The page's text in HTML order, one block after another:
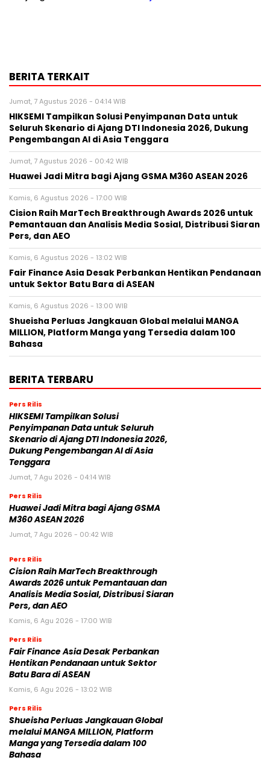
BERITA TERKAIT
Jumat, 7 Agustus 2026 - 04:14 WIB
HIKSEMI Tampilkan Solusi Penyimpanan Data untuk
Seluruh Skenario di Ajang DTI Indonesia 2026, Dukung
Pengembangan AI di Asia Tenggara
Jumat, 7 Agustus 2026 - 00:42 WIB
Huawei Jadi Mitra bagi Ajang GSMA M360 ASEAN 2026
Kamis, 6 Agustus 2026 - 17:00 WIB
Cision Raih MarTech Breakthrough Awards 2026 untuk
Pemantauan dan Analisis Media Sosial, Distribusi Siaran
Pers, dan AEO
Kamis, 6 Agustus 2026 - 13:02 WIB
Fair Finance Asia Desak Perbankan Hentikan Pendanaan
untuk Sektor Batu Bara di ASEAN
Kamis, 6 Agustus 2026 - 13:00 WIB
Shueisha Perluas Jangkauan Global melalui MANGA
MILLION, Platform Manga yang Tersedia dalam 100
Bahasa
BERITA TERBARU
Pers Rilis
HIKSEMI Tampilkan Solusi
Penyimpanan Data untuk Seluruh
Skenario di Ajang DTI Indonesia 2026,
Dukung Pengembangan AI di Asia
Tenggara
Jumat, 7 Agu 2026 - 04:14 WIB
Pers Rilis
Huawei Jadi Mitra bagi Ajang GSMA
M360 ASEAN 2026
Jumat, 7 Agu 2026 - 00:42 WIB
Pers Rilis
Cision Raih MarTech Breakthrough
Awards 2026 untuk Pemantauan dan
Analisis Media Sosial, Distribusi Siaran
Pers, dan AEO
Kamis, 6 Agu 2026 - 17:00 WIB
Pers Rilis
Fair Finance Asia Desak Perbankan
Hentikan Pendanaan untuk Sektor
Batu Bara di ASEAN
Kamis, 6 Agu 2026 - 13:02 WIB
Pers Rilis
Shueisha Perluas Jangkauan Global
melalui MANGA MILLION, Platform
Manga yang Tersedia dalam 100
Bahasa